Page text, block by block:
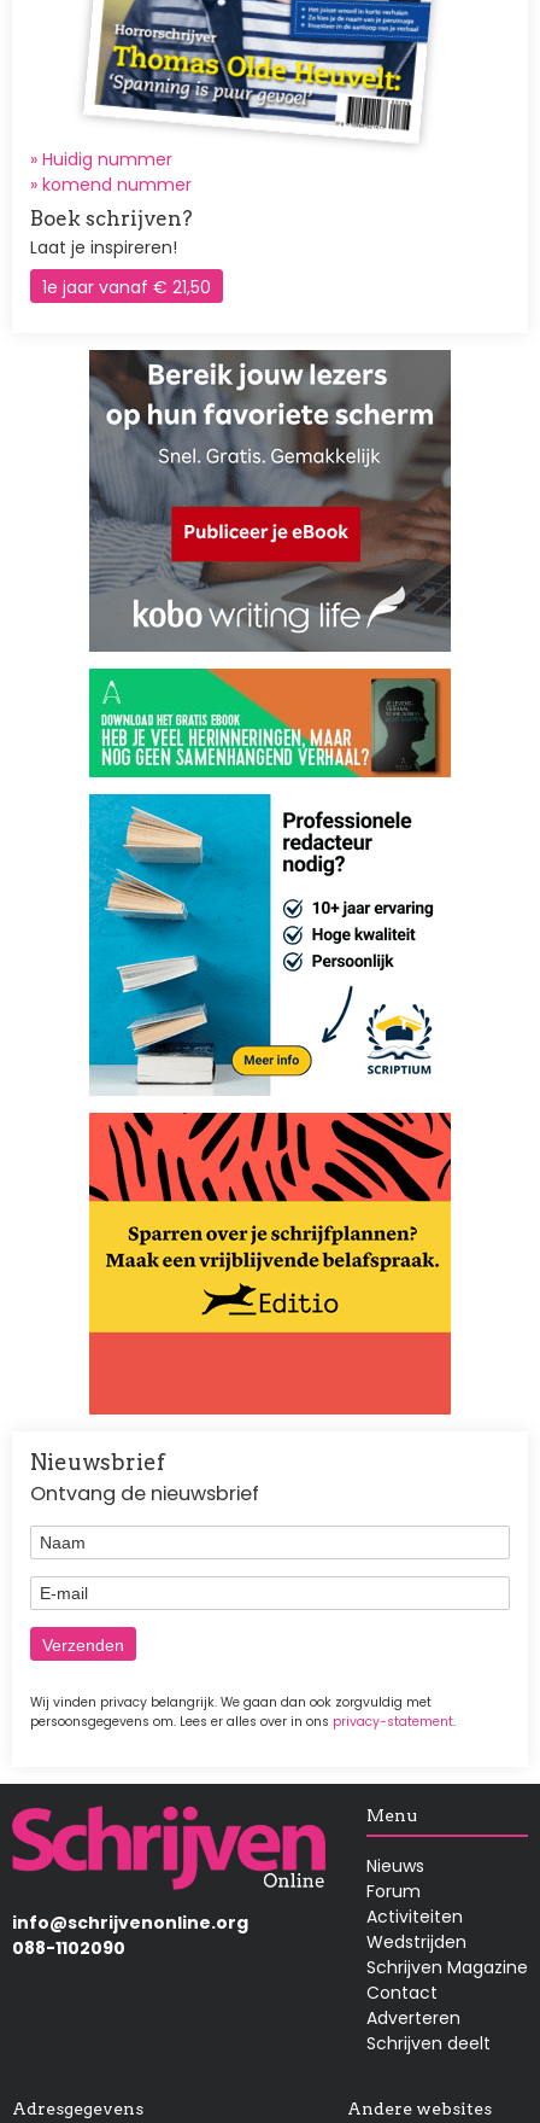
» Huidig nummer
» komend nummer
Boek schrijven?
Laat je inspireren!
1e jaar vanaf € 21,50
Nieuwsbrief
Ontvang de nieuwsbrief
Naam
E-mail
Wij vinden privacy belangrijk. We gaan dan ook zorgvuldig met
persoonsgegevens om. Lees er alles over in ons privacy-statement.
Afbeelding
info@schrijvenonline.org
088-1102090
Menu
Nieuws
Forum
Activiteiten
Wedstrijden
Schrijven Magazine
Contact
Adverteren
Schrijven deelt
Adresgegevens Andere websites